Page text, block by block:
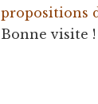
propositions
Bonne visite !